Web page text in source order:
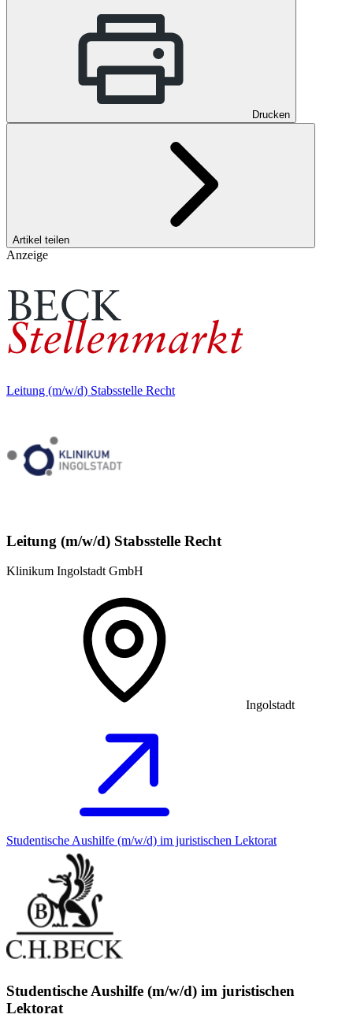
Drucken
Artikel teilen
Anzeige
Leitung (m/w/d) Stabsstelle Recht
Leitung (m/w/d) Stabsstelle Recht
Klinikum Ingolstadt GmbH
Ingolstadt
Studentische Aushilfe (m/w/d) im juristischen Lektorat
Studentische Aushilfe (m/w/d) im juristischen
Lektorat